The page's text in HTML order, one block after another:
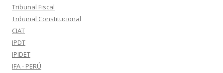
Tribunal Fiscal
Tribunal Constitucional
CIAT
IPDT
IPIDET
IFA - PERÚ